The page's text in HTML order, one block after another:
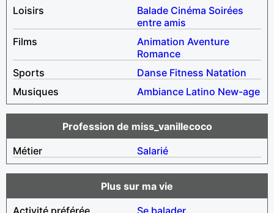
Loisirs
Balade Cinéma Soirées
entre amis
Films
Animation Aventure
Romance
Sports
Danse Fitness Natation
Musiques
Ambiance Latino New-age
Profession de miss_vanillecoco
Métier
Salarié
Plus sur ma vie
Activité préférée
Se balader